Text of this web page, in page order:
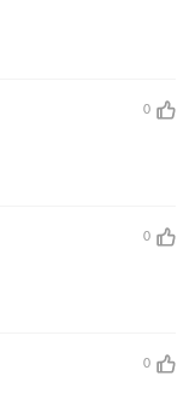
0
0
0